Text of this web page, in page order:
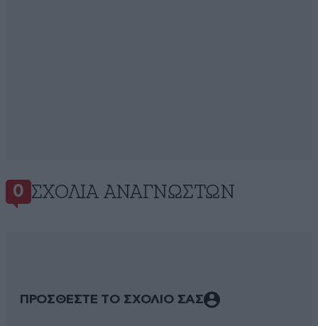
0 ΣΧΌΛΙΑ ΑΝΑΓΝΩΣΤΏΝ
ΠΡΟΣΘΕΣΤΕ ΤΟ ΣΧΟΛΙΟ ΣΑΣ